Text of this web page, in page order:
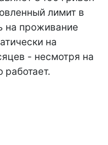
лимит в
на проживание
на
- несмотря на
работает.